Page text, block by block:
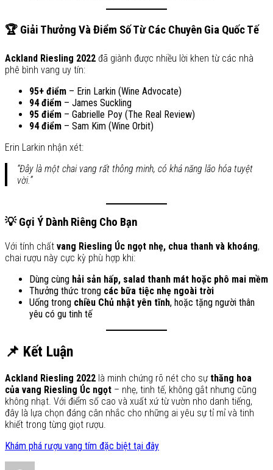
🏆 Giải Thưởng Và Điểm Số Từ Các Chuyên Gia Quốc Tế
Ackland Riesling 2022 đã giành được nhiều lời khen từ các nhà
phê bình vang uy tín:
95+ điểm – Erin Larkin (Wine Advocate)
94 điểm – James Suckling
95 điểm – Gabrielle Poy (The Real Review)
94 điểm – Sam Kim (Wine Orbit)
Erin Larkin nhận xét:
“Đây là một chai vang rất thông minh, có khả năng lão hóa tuyệt
vời.”
💡 Gợi Ý Dành Riêng Cho Bạn
Với tính chất vang Riesling Úc ngọt nhẹ, chua thanh và khoáng,
chai rượu này cực kỳ phù hợp khi:
Dùng cùng hải sản hấp, salad thanh mát hoặc phô mai mềm
Thưởng thức trong các bữa tiệc nhẹ ngoài trời
Uống trong chiều Chủ nhật yên tĩnh, hoặc tặng người thân
yêu có gu tinh tế
📌 Kết Luận
Ackland Riesling 2022 là minh chứng rõ nét cho sự thăng hoa
của vang Riesling Úc ngọt – nhẹ, tinh tế, không gắt nhưng cũng
không nhạt. Với điểm số cao và xuất xứ từ vườn nho danh tiếng,
đây là lựa chọn đáng cân nhắc cho những ai yêu sự tỉ mỉ và tinh
khiết trong từng giọt rượu.
Khám phá rượu vang tím đặc biệt tại đây